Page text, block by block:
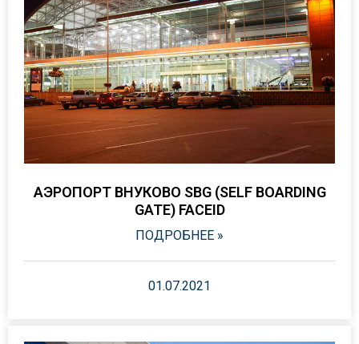
АЭРОПОРТ ВНУКОВО SBG (SELF BOARDING
GATE) FACEID
ПОДРОБНЕЕ »
01.07.2021